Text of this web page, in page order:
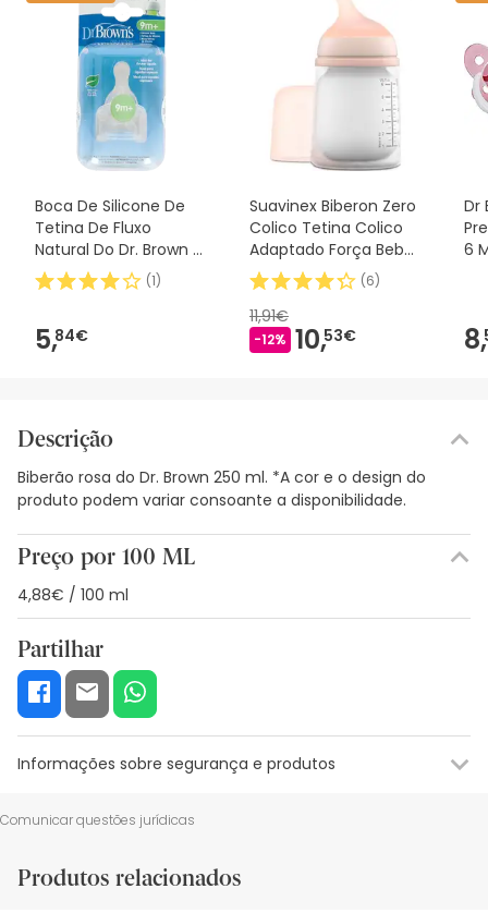
Boca De Silicone De
Tetina De Fluxo
Natural Do Dr. Brown E
Padrão 2uds
(1)
5,84€
Suavinex Biberon Zero
Colico Tetina Colico
Adaptado Força Bebé
180ml
(6)
11,91€
-12% 10,53€
Dr
6
8,
Descrição
Biberão rosa do Dr. Brown 250 ml. *A cor e o design do
produto podem variar consoante a disponibilidade.
Preço por 100 ML
4,88€ / 100 ml
Partilhar
Informações sobre segurança e produtos
Recursos de segurança visual
De momento, não dispomos de imagens de segurança
Comunicar questões jurídicas
Produtos relacionados